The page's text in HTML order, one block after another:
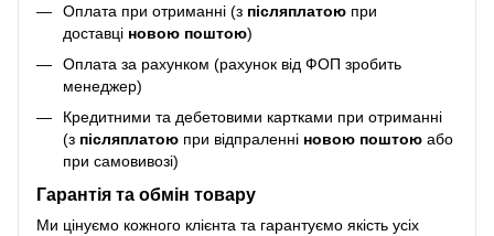
Оплата при отриманні (з післяплатою при
доставці новою поштою)
Оплата за рахунком (рахунок від ФОП зробить
менеджер)
Кредитними та дебетовими картками при отриманні
(з післяплатою при відпраленні новою поштою або
при самовивозі)
Гарантія та обмін товару
Ми цінуємо кожного клієнта та гарантуємо якість усіх